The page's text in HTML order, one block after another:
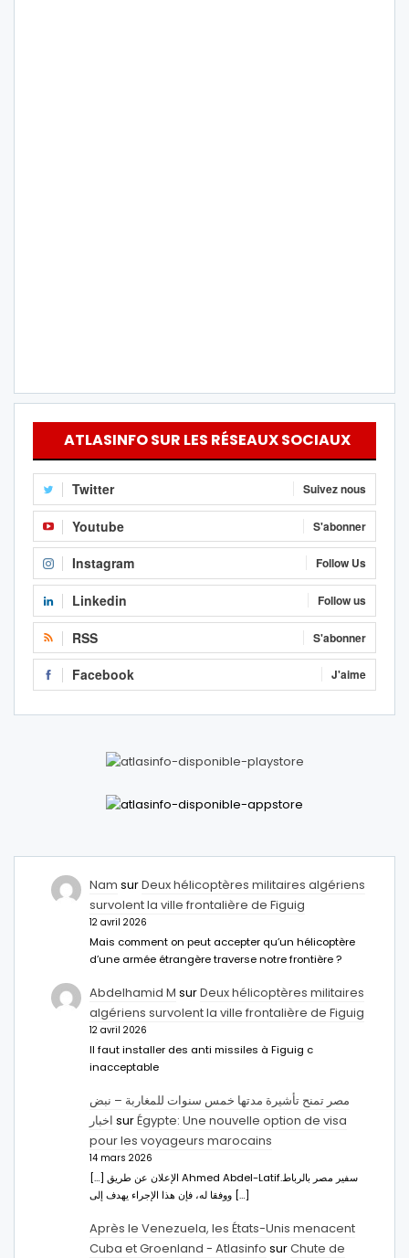
ATLASINFO SUR LES RÉSEAUX SOCIAUX
Twitter Suivez nous
Youtube S'abonner
Instagram Follow Us
Linkedin Follow us
RSS S'abonner
Facebook J'aime
Nam surDeux hélicoptères militaires algériens
survolent la ville frontalière de Figuig
12 avril 2026
Mais comment on peut accepter qu’un hélicoptère
d’une armée étrangère traverse notre frontière ?
Abdelhamid M surDeux hélicoptères militaires
algériens survolent la ville frontalière de Figuig
12 avril 2026
Il faut installer des anti missiles à Figuig c
inacceptable
مصر تمنح تأشيرة مدتها خمس سنوات للمغاربة – نبض
اخبار surÉgypte: Une nouvelle option de visa
pour les voyageurs marocains
14 mars 2026
[…] الإعلان عن طريق Ahmed Abdel-Latifسفير مصر بالرباط.
ووفقا له، فإن هذا الإجراء يهدف إلى […]
Après le Venezuela, les États-Unis menacent
Cuba et Groenland - Atlasinfo surChute de